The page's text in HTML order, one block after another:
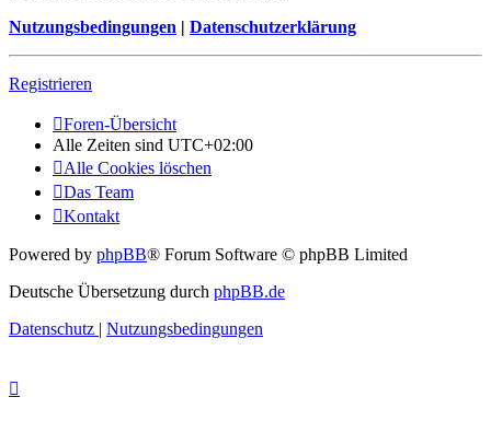
Nutzungsbedingungen | Datenschutzerklärung
Registrieren
Foren-Übersicht
Alle Zeiten sind UTC+02:00
Alle Cookies löschen
Das Team
Kontakt
Powered by phpBB® Forum Software © phpBB Limited
Deutsche Übersetzung durch phpBB.de
Datenschutz | Nutzungsbedingungen